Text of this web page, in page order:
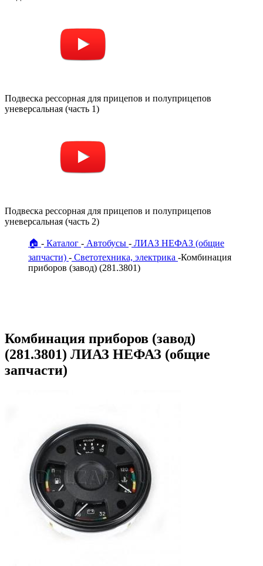
Подвеска рессорная для прицепов и полуприцепов
уневерсальная (часть 2)
Каталог Автобусы
Комбинация приборов (завод)
(281.3801) ЛИАЗ НЕФАЗ (общие